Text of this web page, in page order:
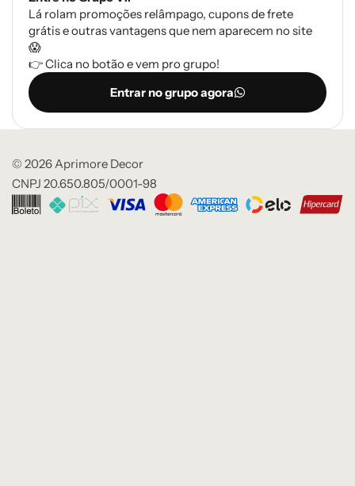
Lá rolam promoções relâmpago, cupons de frete
grátis e outras vantagens que nem aparecem no site
😱
👉 Clica no botão e vem pro grupo!
Entrar no grupo agora
© 2026 Aprimore Decor
CNPJ 20.650.805/0001-98